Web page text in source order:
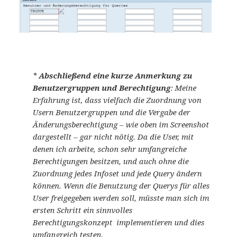
*Abschließend eine kurze Anmerkung zu
Benutzergruppen und Berechtigung: Meine
Erfahrung ist, dass vielfach die Zuordnung von
Usern Benutzergruppen und die Vergabe der
Änderungsberechtigung – wie oben im Screenshot
dargestellt – gar nicht nötig. Da die User, mit
denen ich arbeite, schon sehr umfangreiche
Berechtigungen besitzen, und auch ohne die
Zuordnung jedes Infoset und jede Query ändern
können. Wenn die Benutzung der Querys für alles
User freigegeben werden soll, müsste man sich im
ersten Schritt ein sinnvolles
Berechtigungskonzept implementieren und dies
umfangreich testen.